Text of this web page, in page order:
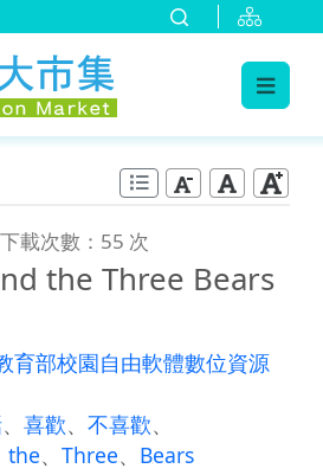
下載次數：55 次
the Three Bears
育部校園自由軟體數位資源
、 喜歡、 不喜歡、
the、 Three、 Bears